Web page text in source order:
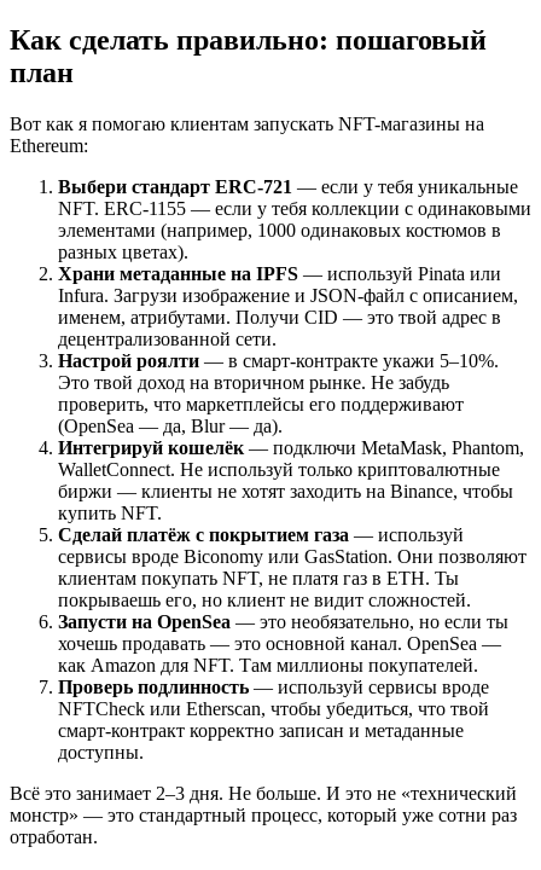
Как сделать правильно: пошаговый
план
Вот как я помогаю клиентам запускать NFT-магазины на
Ethereum:
Выбери стандарт ERC-721 — если у тебя уникальные
NFT. ERC-1155 — если у тебя коллекции с одинаковыми
элементами (например, 1000 одинаковых костюмов в
разных цветах).
Храни метаданные на IPFS — используй Pinata или
Infura. Загрузи изображение и JSON-файл с описанием,
именем, атрибутами. Получи CID — это твой адрес в
децентрализованной сети.
Настрой роялти — в смарт-контракте укажи 5–10%.
Это твой доход на вторичном рынке. Не забудь
проверить, что маркетплейсы его поддерживают
(OpenSea — да, Blur — да).
Интегрируй кошелёк — подключи MetaMask, Phantom,
WalletConnect. Не используй только криптовалютные
биржи — клиенты не хотят заходить на Binance, чтобы
купить NFT.
Сделай платёж с покрытием газа — используй
сервисы вроде Biconomy или GasStation. Они позволяют
клиентам покупать NFT, не платя газ в ETH. Ты
покрываешь его, но клиент не видит сложностей.
Запусти на OpenSea — это необязательно, но если ты
хочешь продавать — это основной канал. OpenSea —
как Amazon для NFT. Там миллионы покупателей.
Проверь подлинность — используй сервисы вроде
NFTCheck или Etherscan, чтобы убедиться, что твой
смарт-контракт корректно записан и метаданные
доступны.
Всё это занимает 2–3 дня. Не больше. И это не «технический
монстр» — это стандартный процесс, который уже сотни раз
отработан.